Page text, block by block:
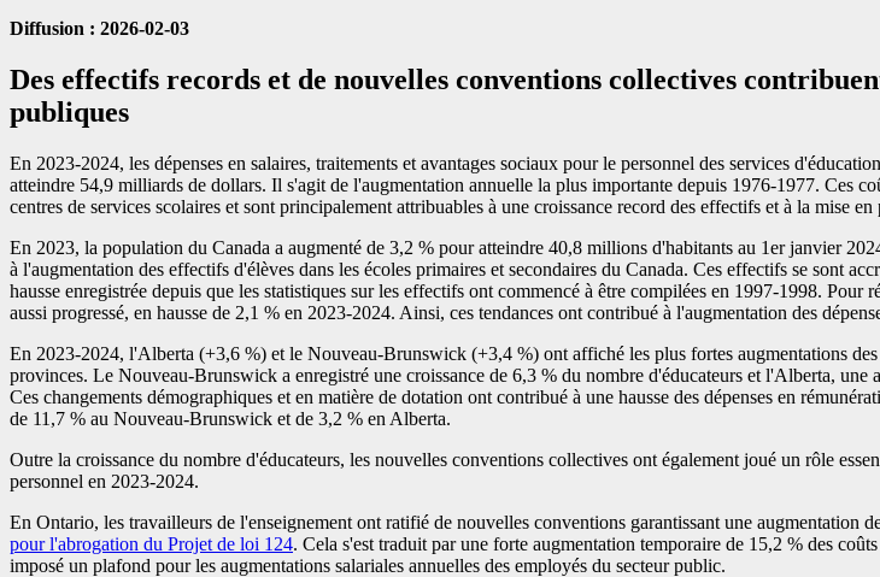
Diffusion : 2026-02-03
Des effectifs records et de nouvelles conventions collectives
publiques
En 2023-2024, les dépenses en salaires, traitements et avantages sociaux pour le personnel des services
atteindre 54,9 milliards de dollars. Il s'agit de l'augmentation annuelle la plus importante depuis 1976-1977. Ces
centres de services scolaires et sont principalement attribuables à une croissance record des effectifs et à la mise
En 2023, la population du Canada a augmenté de 3,2 % pour atteindre 40,8 millions d'habitants au 1er janvier
à l'augmentation des effectifs d'élèves dans les écoles primaires et secondaires du Canada. Ces effectifs se sont
hausse enregistrée depuis que les statistiques sur les effectifs ont commencé à être compilées en 1997-1998.
aussi progressé, en hausse de 2,1 % en 2023-2024. Ainsi, ces tendances ont contribué à l'augmentation des
En 2023-2024, l'Alberta (+3,6 %) et le Nouveau-Brunswick (+3,4 %) ont affiché les plus fortes augmentations
provinces. Le Nouveau-Brunswick a enregistré une croissance de 6,3 % du nombre d'éducateurs et l'Alberta,
Ces changements démographiques et en matière de dotation ont contribué à une hausse des dépenses en
de 11,7 % au Nouveau-Brunswick et de 3,2 % en Alberta.
Outre la croissance du nombre d'éducateurs, les nouvelles conventions collectives ont également joué un rôle
personnel en 2023-2024.
En Ontario, les travailleurs de l'enseignement ont ratifié de nouvelles conventions garantissant une augmentation
pour l'abrogation du Projet de loi 124. Cela s'est traduit par une forte augmentation temporaire de 15,2 % des
imposé un plafond pour les augmentations salariales annuelles des employés du secteur public.